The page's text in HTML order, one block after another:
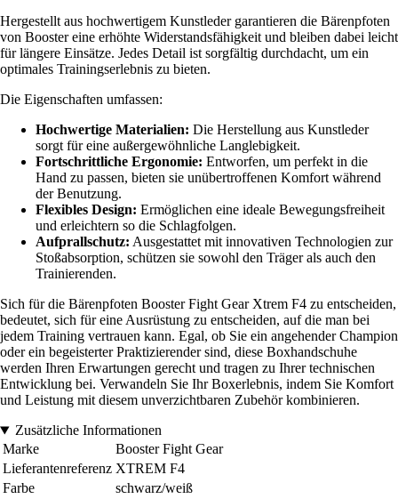
Hergestellt aus hochwertigem Kunstleder garantieren die Bärenpfoten
von Booster eine erhöhte Widerstandsfähigkeit und bleiben dabei leicht
für längere Einsätze. Jedes Detail ist sorgfältig durchdacht, um ein
optimales Trainingserlebnis zu bieten.
Die Eigenschaften umfassen:
Hochwertige Materialien: Die Herstellung aus Kunstleder
sorgt für eine außergewöhnliche Langlebigkeit.
Fortschrittliche Ergonomie: Entworfen, um perfekt in die
Hand zu passen, bieten sie unübertroffenen Komfort während
der Benutzung.
Flexibles Design: Ermöglichen eine ideale Bewegungsfreiheit
und erleichtern so die Schlagfolgen.
Aufprallschutz: Ausgestattet mit innovativen Technologien zur
Stoßabsorption, schützen sie sowohl den Träger als auch den
Trainierenden.
Sich für die Bärenpfoten Booster Fight Gear Xtrem F4 zu entscheiden,
bedeutet, sich für eine Ausrüstung zu entscheiden, auf die man bei
jedem Training vertrauen kann. Egal, ob Sie ein angehender Champion
oder ein begeisterter Praktizierender sind, diese Boxhandschuhe
werden Ihren Erwartungen gerecht und tragen zu Ihrer technischen
Entwicklung bei. Verwandeln Sie Ihr Boxerlebnis, indem Sie Komfort
und Leistung mit diesem unverzichtbaren Zubehör kombinieren.
Zusätzliche Informationen
Marke
Booster Fight Gear
Lieferantenreferenz XTREM F4
Farbe
schwarz/weiß